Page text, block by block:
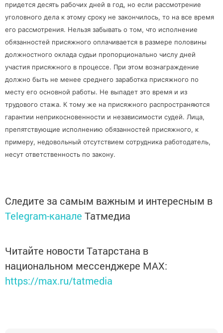
придется десять рабочих дней в год, но если рассмотрение
уголовного дела к этому сроку не закончилось, то на все время
его рассмотрения. Нельзя забывать о том, что исполнение
обязанностей присяжного оплачивается в размере половины
должностного оклада судьи пропорционально числу дней
участия присяжного в процессе. При этом вознаграждение
должно быть не менее среднего заработка присяжного по
месту его основной работы. Не выпадет это время и из
трудового стажа. К тому же на присяжного распространяются
гарантии неприкосновенности и независимости судей. Лица,
препятствующие исполнению обязанностей присяжного, к
примеру, недовольный отсутствием сотрудника работодатель,
несут ответственность по закону.
Следите за самым важным и интересным в
Telegram-канале Татмедиа
Читайте новости Татарстана в
национальном мессенджере MАХ:
https://max.ru/tatmedia